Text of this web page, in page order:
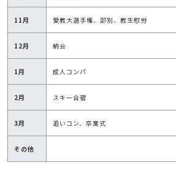
11月 愛教大選手権、部別、教生慰労
12月 納会
1月 成人コンパ
2月 スキー合宿
3月 追いコン、卒業式
その他